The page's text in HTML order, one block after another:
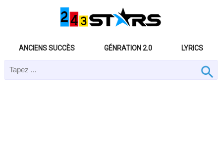
ANCIENS SUCCÈS GÉNRATION 2.0 LYRICS